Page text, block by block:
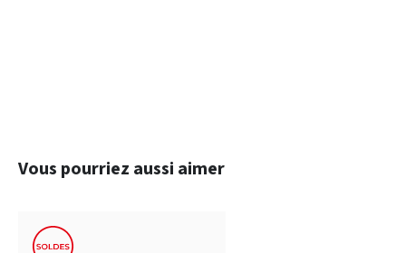
Ignorer la galerie de produits
Vous pourriez aussi aimer